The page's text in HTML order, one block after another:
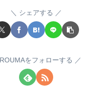
シェアする
ROUMAをフォローする